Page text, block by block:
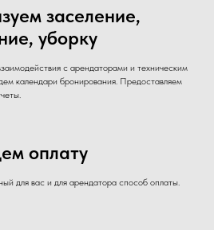
заселение,
уборку
с арендаторами и техническим
календари бронирования. Предоставляем
оплату
для вас и для арендатора способ оплаты.